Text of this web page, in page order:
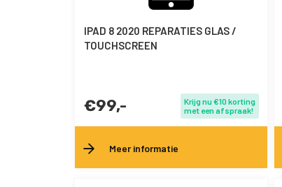
IPAD 8 2020 REPARATIES GLAS /
TOUCHSCREEN
€99,-
Krijg nu €10 korting
met een afspraak!
Meer informatie